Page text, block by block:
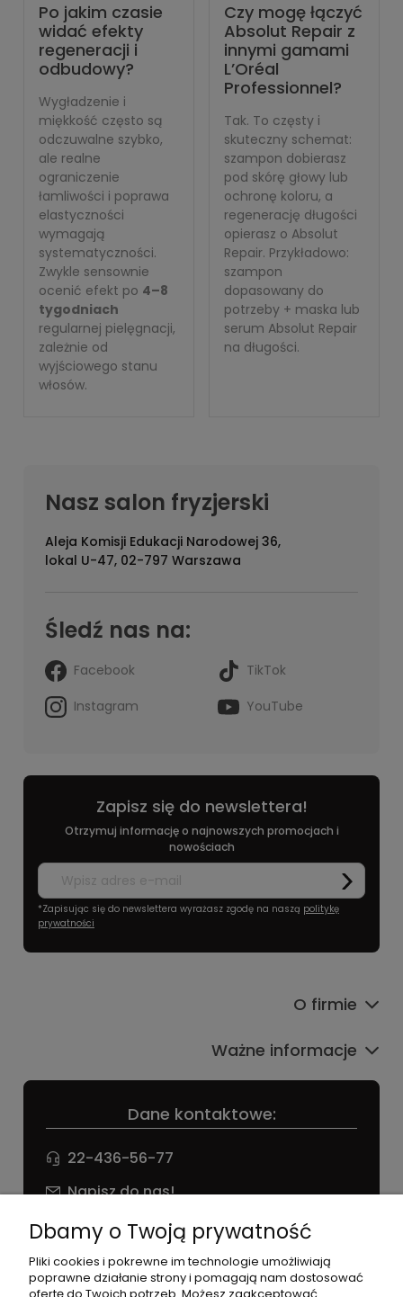
Po jakim czasie
widać efekty
regeneracji i
odbudowy?
Wygładzenie i
miękkość często są
odczuwalne szybko,
ale realne
ograniczenie
łamliwości i poprawa
elastyczności
wymagają
systematyczności.
Zwykle sensownie
ocenić efekt po 4–8
tygodniach
regularnej pielęgnacji,
zależnie od
wyjściowego stanu
włosów.
Czy mogę łączyć
Absolut Repair z
innymi gamami
L’Oréal
Professionnel?
Tak. To częsty i
skuteczny schemat:
szampon dobierasz
pod skórę głowy lub
ochronę koloru, a
regenerację długości
opierasz o Absolut
Repair. Przykładowo:
szampon
dopasowany do
potrzeby + maska lub
serum Absolut Repair
na długości.
Nasz salon fryzjerski
Aleja Komisji Edukacji Narodowej 36,
lokal U-47, 02-797 Warszawa
Śledź nas na:
Facebook
TikTok
Instagram
YouTube
Zapisz się do newslettera!
Otrzymuj informację o najnowszych promocjach i
nowościach
*Zapisując się do newslettera wyrażasz zgodę na naszą politykę
prywatności
Dane kontaktowe:
22-436-56-77
Napisz do nas!
NIP: 826 186 42 29
O firmie
Ważne informacje
Dbamy o Twoją prywatność
Pliki cookies i pokrewne im technologie umożliwiają
poprawne działanie strony i pomagają nam dostosować